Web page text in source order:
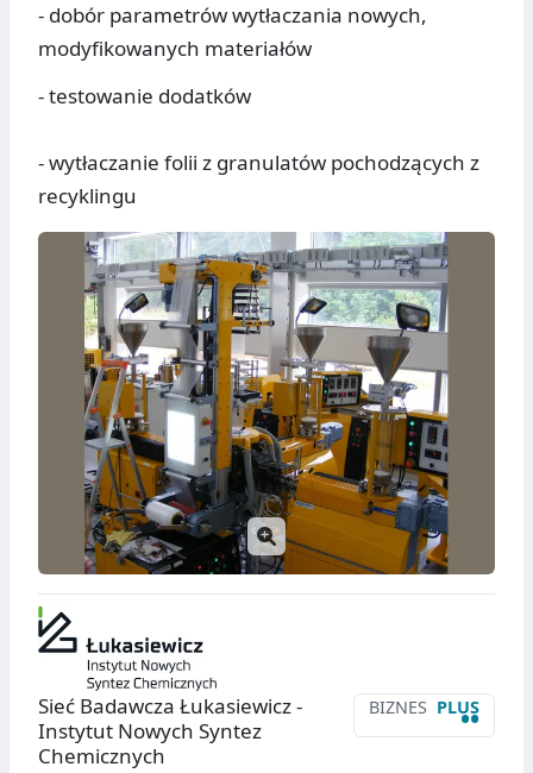
- dobór parametrów wytłaczania nowych,
modyfikowanych materiałów
- testowanie dodatków
- wytłaczanie folii z granulatów pochodzących z
recyklingu
BIZNES PLUS
••
Sieć Badawcza Łukasiewicz -
Instytut Nowych Syntez
Chemicznych